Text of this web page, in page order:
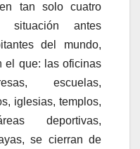
tan solo cuatro
antes
del mundo,
el que: las oficinas
escuelas,
iglesias, templos,
deportivas,
se cierran de